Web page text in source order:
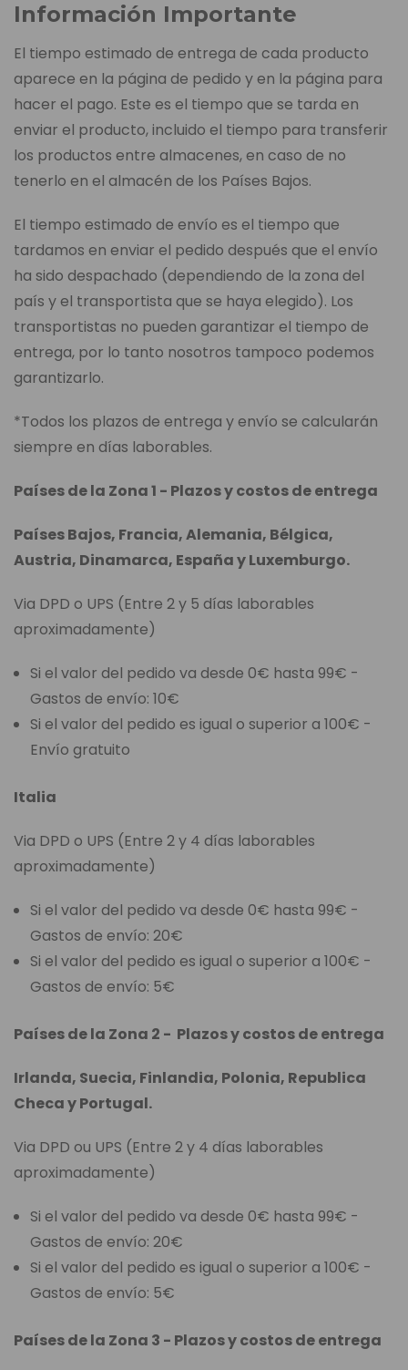
Información Importante
El tiempo estimado de entrega de cada producto
aparece en la página de pedido y en la página para
hacer el pago. Este es el tiempo que se tarda en
enviar el producto, incluido el tiempo para transferir
los productos entre almacenes, en caso de no
tenerlo en el almacén de los Países Bajos.
El tiempo estimado de envío es el tiempo que
tardamos en enviar el pedido después que el envío
ha sido despachado (dependiendo de la zona del
país y el transportista que se haya elegido). Los
transportistas no pueden garantizar el tiempo de
entrega, por lo tanto nosotros tampoco podemos
garantizarlo.
*Todos los plazos de entrega y envío se calcularán
siempre en días laborables.
Países de la Zona 1 - Plazos y costos de entrega
Países Bajos, Francia, Alemania, Bélgica,
Austria, Dinamarca, España y Luxemburgo.
Via DPD o UPS (Entre 2 y 5 días laborables
aproximadamente)
Si el valor del pedido va desde 0€ hasta 99€ -
Gastos de envío: 10€
Si el valor del pedido es igual o superior a 100€ -
Envío gratuito
Italia
Via DPD o UPS (Entre 2 y 4 días laborables
aproximadamente)
Si el valor del pedido va desde 0€ hasta 99€ -
Gastos de envío: 20€
Si el valor del pedido es igual o superior a 100€ -
Gastos de envío: 5€
Países de la Zona 2 - Plazos y costos de entrega
Irlanda, Suecia, Finlandia, Polonia, Republica
Checa y Portugal.
Via DPD ou UPS (Entre 2 y 4 días laborables
aproximadamente)
Si el valor del pedido va desde 0€ hasta 99€ -
Gastos de envío: 20€
Si el valor del pedido es igual o superior a 100€ -
Gastos de envío: 5€
Países de la Zona 3 - Plazos y costos de entrega